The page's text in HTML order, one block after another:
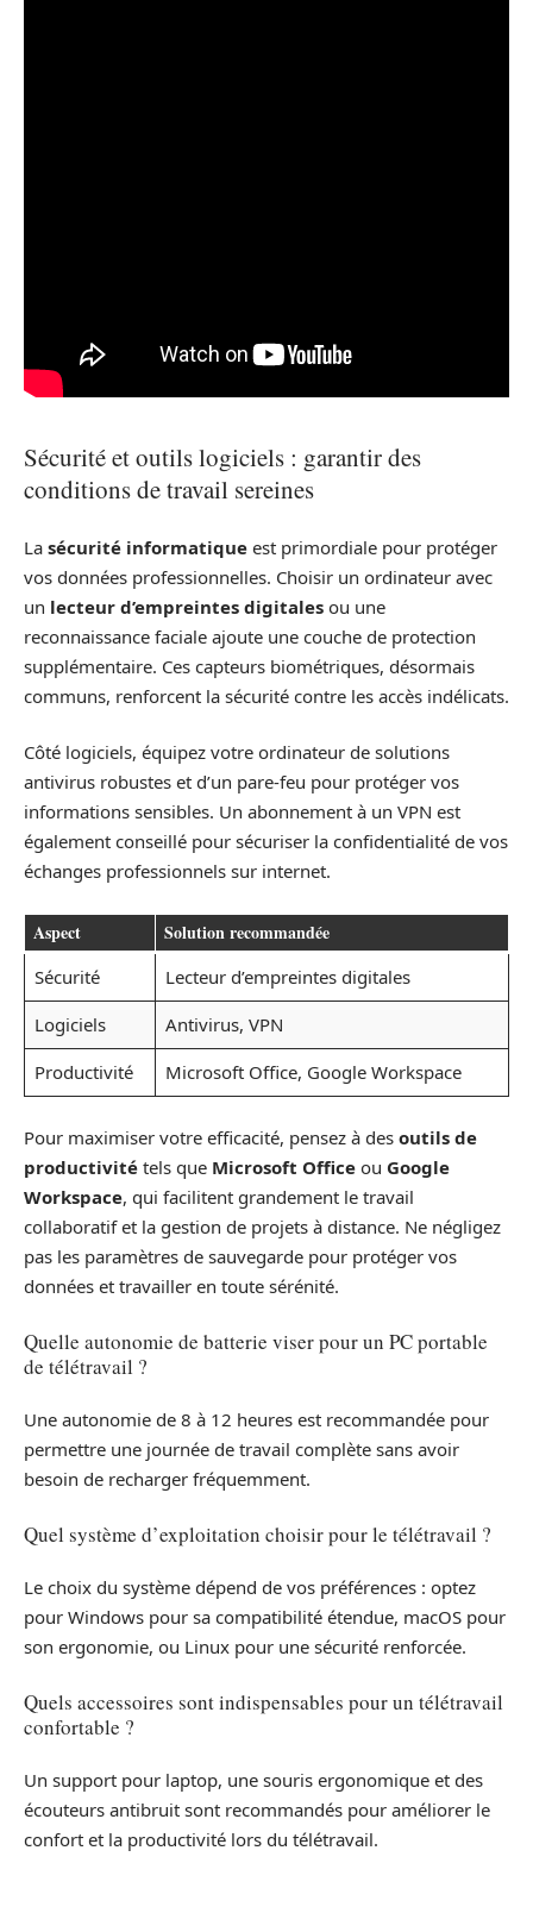
Sécurité et outils logiciels : garantir des
conditions de travail sereines
La sécurité informatique est primordiale pour protéger
vos données professionnelles. Choisir un ordinateur avec
un lecteur d’empreintes digitales ou une
reconnaissance faciale ajoute une couche de protection
supplémentaire. Ces capteurs biométriques, désormais
communs, renforcent la sécurité contre les accès indélicats.
Côté logiciels, équipez votre ordinateur de solutions
antivirus robustes et d’un pare-feu pour protéger vos
informations sensibles. Un abonnement à un VPN est
également conseillé pour sécuriser la confidentialité de vos
échanges professionnels sur internet.
Aspect Solution recommandée
Sécurité
Lecteur d’empreintes digitales
Logiciels
Antivirus, VPN
Productivité
Microsoft Office, Google Workspace
Pour maximiser votre efficacité, pensez à des outils de
productivité tels que Microsoft Office ou Google
Workspace, qui facilitent grandement le travail
collaboratif et la gestion de projets à distance. Ne négligez
pas les paramètres de sauvegarde pour protéger vos
données et travailler en toute sérénité.
Quelle autonomie de batterie viser pour un PC portable
de télétravail ?
Une autonomie de 8 à 12 heures est recommandée pour
permettre une journée de travail complète sans avoir
besoin de recharger fréquemment.
Quel système d’exploitation choisir pour le télétravail ?
Le choix du système dépend de vos préférences : optez
pour Windows pour sa compatibilité étendue, macOS pour
son ergonomie, ou Linux pour une sécurité renforcée.
Quels accessoires sont indispensables pour un télétravail
confortable ?
Un support pour laptop, une souris ergonomique et des
écouteurs antibruit sont recommandés pour améliorer le
confort et la productivité lors du télétravail.